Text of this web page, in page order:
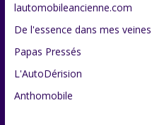
lautomobileancienne.com
De l'essence dans mes veines
Papas Pressés
L'AutoDérision
Anthomobile